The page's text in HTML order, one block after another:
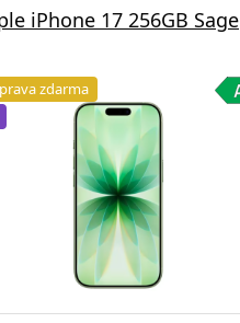
iPhone 17 256GB Sage
zdarma